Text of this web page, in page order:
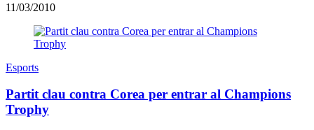
11/03/2010
Esports
Partit clau contra Corea per entrar al Champions
Trophy